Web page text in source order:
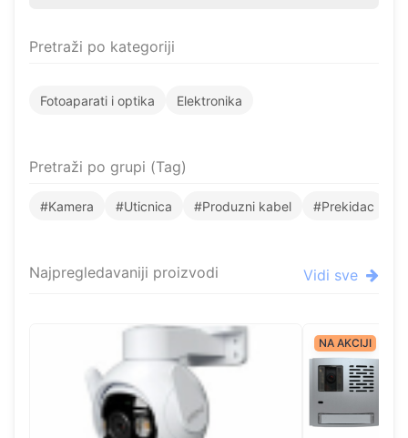
Pretraži po kategoriji
Fotoaparati i optika Elektronika
Pretraži po grupi (Tag)
#Kamera #Uticnica #Produzni kabel #Prekidac
Najpregledavaniji proizvodi Vidi sve
NA AKCIJI